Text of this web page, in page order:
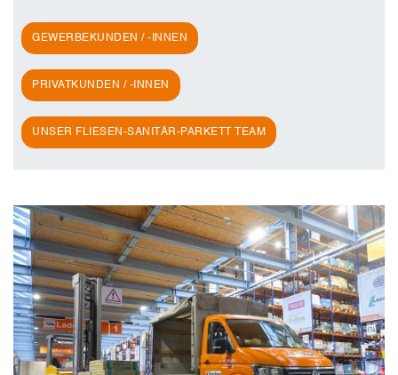
GEWERBEKUNDEN / -INNEN
PRIVATKUNDEN / -INNEN
UNSER FLIESEN-SANITÄR-PARKETT TEAM